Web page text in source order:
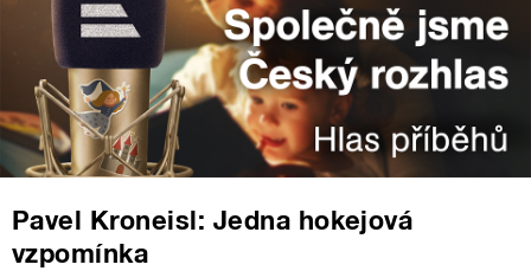
Pavel Kroneisl: Jedna hokejová
vzpomínka